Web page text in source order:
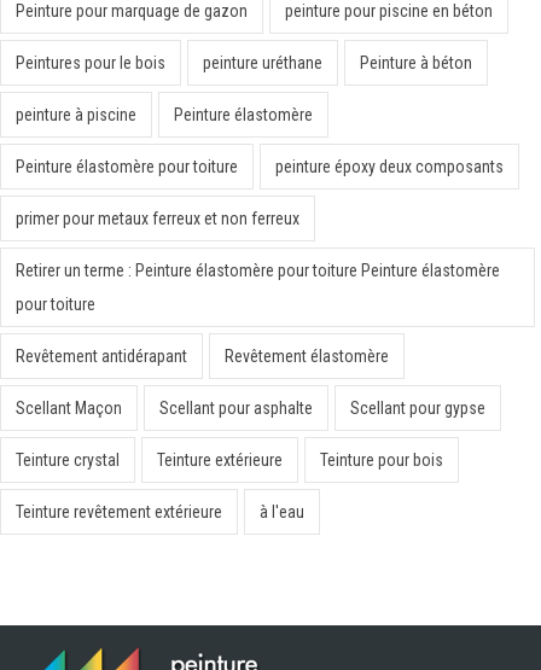
Peinture pour marquage de gazon peinture pour piscine en béton
Peintures pour le bois peinture uréthane Peinture à béton
peinture à piscine Peinture élastomère
Peinture élastomère pour toiture peinture époxy deux composants
primer pour metaux ferreux et non ferreux
Retirer un terme : Peinture élastomère pour toiture Peinture élastomère
pour toiture
Revêtement antidérapant Revêtement élastomère
Scellant Maçon Scellant pour asphalte Scellant pour gypse
Teinture crystal Teinture extérieure Teinture pour bois
Teinture revêtement extérieure à l'eau